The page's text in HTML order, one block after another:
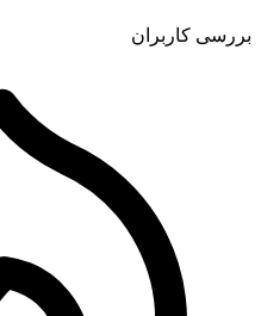
بررسی کاربران